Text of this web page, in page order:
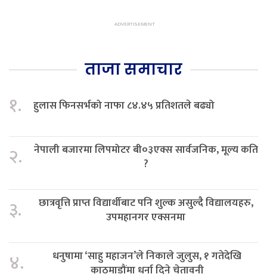
ताजा समाचार
१. हुलास फिनसर्भको नाफा ८४.४५ प्रतिशतले बढ्यो
२.
नेपाली बजारमा लिपमोटर बी०३एक्स सार्वजनिक, मूल्य कति
?
३.
छात्रवृत्ति प्राप्त विद्यार्थीबाट पनि शुल्क असुल्दै विद्यालयहरु,
उपमहानगर एक्सनमा
४.
धनुषामा ‘साहु महाजन’ले निकाले जुलुस, १ गतेदेखि
काठमाडौंमा धर्ना दिने चेतावनी